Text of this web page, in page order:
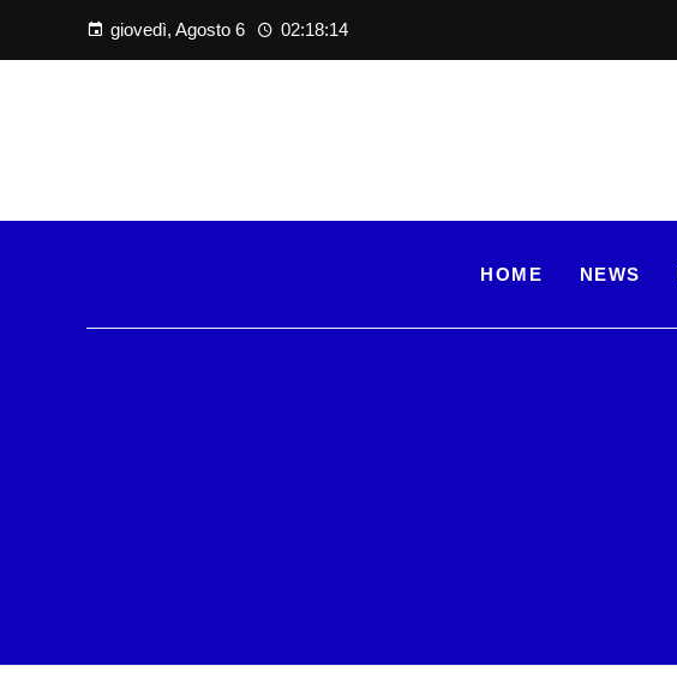
giovedì, Agosto 6 02:18:15
HOME NEWS